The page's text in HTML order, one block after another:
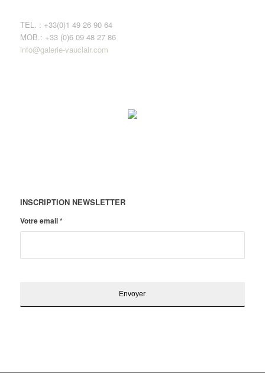
TEL. : +33(0)1 49 26 90 64
MOB.: +33 (0)6 09 48 27 86
info@galerie-vauclair.com
INSCRIPTION NEWSLETTER
Votre email*